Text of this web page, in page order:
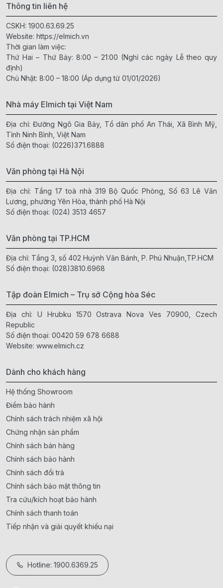
Thông tin liên hệ
CSKH: 1900.63.69.25
Website: https://elmich.vn
Thời gian làm việc:
Thứ Hai – Thứ Bảy: 8:00 – 21:00 (Nghỉ các ngày Lễ theo quy
định)
Chủ Nhật: 8:00 – 18:00 (Áp dụng từ 01/01/2026)
Nhà máy Elmich tại Việt Nam
Địa chỉ: Đường Ngô Gia Bảy, Tổ dân phố An Thái, Xã Bình Mỹ,
Tỉnh Ninh Bình, Việt Nam
Số điện thoại: (0226)371.6888
Văn phòng tại Hà Nội
Địa chỉ: Tầng 17 toà nhà 319 Bộ Quốc Phòng, Số 63 Lê Văn
Lương, phường Yên Hòa, thành phố Hà Nội
Số điện thoại: (024) 3513 4657
Văn phòng tại TP.HCM
Địa chỉ: Tầng 3, số 402 Huỳnh Văn Bánh, P. Phú Nhuận,TP.HCM
Số điện thoại: (028)3810.6968
Tập đoàn Elmich – Trụ sở Cộng hòa Séc
Địa chỉ: U Hrubku 1570 Ostrava Nova Ves 70900, Czech
Republic
Số điện thoại: 00420 59 678 6688
Website: www.elmich.cz
Dành cho khách hàng
Hệ thống Showroom
Điểm bảo hành
Chính sách trách nhiệm xã hội
Chứng nhận sản phẩm
Chính sách bán hàng
Chính sách bảo hành
Chính sách đổi trả
Chính sách bảo mật thông tin
Tra cứu/kích hoạt bảo hành
Chính sách thanh toán
Tiếp nhận và giải quyết khiếu nại
Hotline: 1900.6369.25